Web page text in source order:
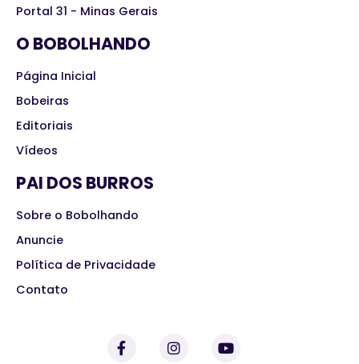
Portal 31 - Minas Gerais
O BOBOLHANDO
Página Inicial
Bobeiras
Editoriais
Vídeos
PAI DOS BURROS
Sobre o Bobolhando
Anuncie
Política de Privacidade
Contato